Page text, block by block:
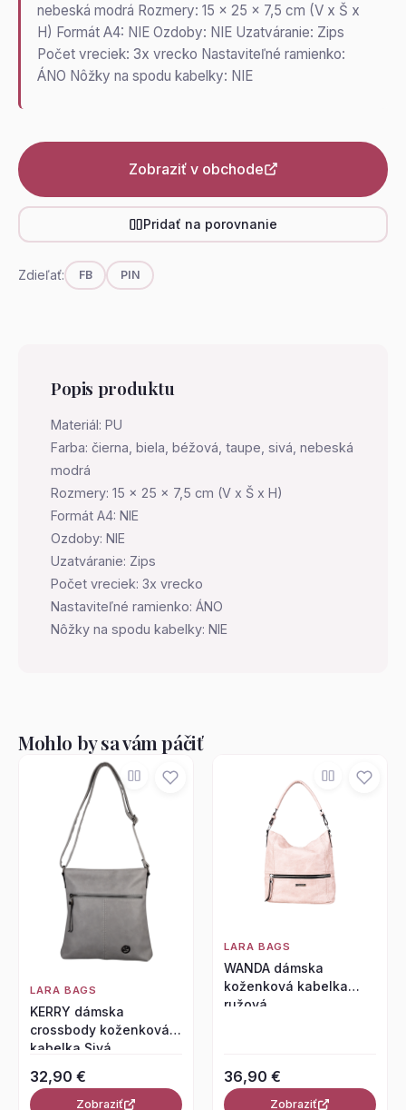
nebeská modrá Rozmery: 15 x 25 x 7,5 cm (V x Š x
H) Formát A4: NIE Ozdoby: NIE Uzatváranie: Zips
Počet vreciek: 3x vrecko Nastaviteľné ramienko:
ÁNO Nôžky na spodu kabelky: NIE
Zobraziť v obchode
Pridať na porovnanie
Zdieľať: FB PIN
Popis produktu
Materiál: PU
Farba: čierna, biela, béžová, taupe, sivá, nebeská
modrá
Rozmery: 15 x 25 x 7,5 cm (V x Š x H)
Formát A4: NIE
Ozdoby: NIE
Uzatváranie: Zips
Počet vreciek: 3x vrecko
Nastaviteľné ramienko: ÁNO
Nôžky na spodu kabelky: NIE
Mohlo by sa vám páčiť
LARA BAGS
KERRY dámska
crossbody koženková
kabelka Sivá
32,90 €
Zobraziť
LARA BAGS
WANDA dámska
koženková kabelka
ružová
36,90 €
Zobraziť